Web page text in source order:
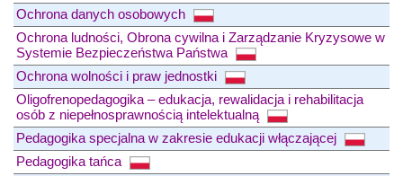
Ochrona danych osobowych
Ochrona ludności, Obrona cywilna i Zarządzanie Kryzysowe w
Systemie Bezpieczeństwa Państwa
Ochrona wolności i praw jednostki
Oligofrenopedagogika – edukacja, rewalidacja i rehabilitacja
osób z niepełnosprawnością intelektualną
Pedagogika specjalna w zakresie edukacji włączającej
Pedagogika tańca